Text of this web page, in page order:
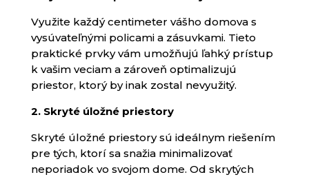
Využite každý centimeter vášho domova s
vysúvateľnými policami a zásuvkami. Tieto
praktické prvky vám umožňujú ľahký prístup
k vašim veciam a zároveň optimalizujú
priestor, ktorý by inak zostal nevyužitý.
2. Skryté úložné priestory
Skryté úložné priestory sú ideálnym riešením
pre tých, ktorí sa snažia minimalizovať
neporiadok vo svojom dome. Od skrytých